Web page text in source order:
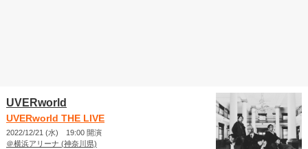
UVERworld
UVERworld THE LIVE
2022/12/21 (水) 19:00 開演
＠横浜アリーナ (神奈川県)